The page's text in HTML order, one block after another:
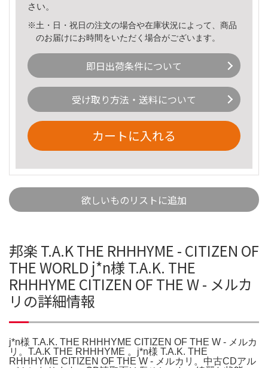
さい。
※土・日・祝日の注文の場合や在庫状況によって、商品
のお届けにお時間をいただく場合がございます。
即日出荷条件について
受け取り方法・送料について
カートに入れる
欲しいものリストに追加
邦楽 T.A.K THE RHHHYME - CITIZEN OF
THE WORLD j*n様 T.A.K. THE
RHHHYME CITIZEN OF THE W - メルカ
リの詳細情報
j*n様 T.A.K. THE RHHHYME CITIZEN OF THE W - メルカ
リ。T.A.K THE RHHHYME 。j*n様 T.A.K. THE
RHHHYME CITIZEN OF THE W - メルカリ。中古CDアル